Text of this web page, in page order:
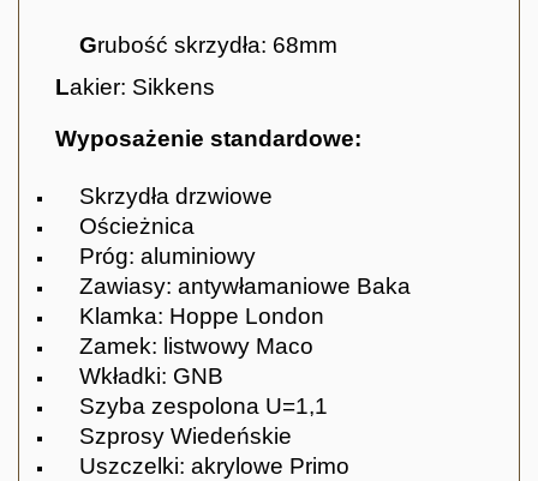
Grubość skrzydła: 68mm
Lakier: Sikkens
Wyposażenie standardowe:
Skrzydła drzwiowe
Ościeżnica
Próg: aluminiowy
Zawiasy: antywłamaniowe Baka
Klamka: Hoppe London
Zamek: listwowy Maco
Wkładki: GNB
Szyba zespolona U=1,1
Szprosy Wiedeńskie
Uszczelki: akrylowe Primo